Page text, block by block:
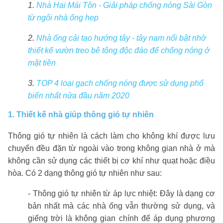
1. Nhà Hai Mái Tôn - Giải pháp chống nóng Sài Gòn
từ ngôi nhà ống hẹp
2. Nhà ống cải tạo hướng tây - tây nam nổi bật nhờ
thiết kế vườn treo bê tông độc đáo để chống nóng ở
mặt tiền
3. TOP 4 loại gạch chống nóng được sử dụng phổ
biến nhất nửa đầu năm 2020
1. Thiết kế nhà giúp thông gió tự nhiên
Thông gió tự nhiên là cách làm cho không khí được lưu
chuyển đều đặn từ ngoài vào trong không gian nhà ở mà
không cần sử dụng các thiết bị cơ khí như quạt hoặc điều
hòa. Có 2 dạng thông gió tự nhiên như sau:
- Thông gió tự nhiên từ áp lực nhiệt: Đây là dạng cơ
bản nhất mà các nhà ống vẫn thường sử dụng, và
giếng trời là không gian chính để áp dụng phương